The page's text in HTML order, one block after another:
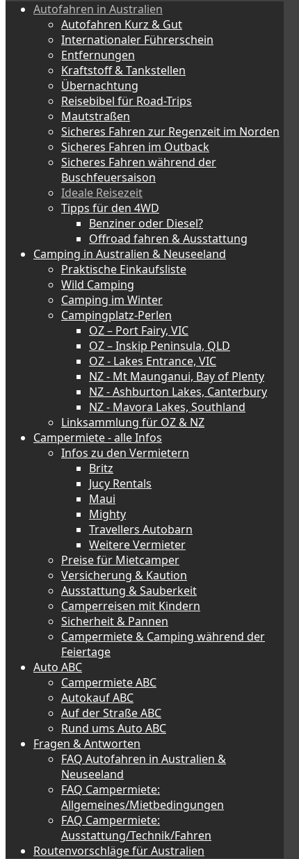
Autofahren in Australien
Autofahren Kurz & Gut
Internationaler Führerschein
Entfernungen
Kraftstoff & Tankstellen
Übernachtung
Reisebibel für Road-Trips
Mautstraßen
Sicheres Fahren zur Regenzeit im Norden
Sicheres Fahren im Outback
Sicheres Fahren während der
Buschfeuersaison
Ideale Reisezeit
Tipps für den 4WD
Benziner oder Diesel?
Offroad fahren & Ausstattung
Camping in Australien & Neuseeland
Praktische Einkaufsliste
Wild Camping
Camping im Winter
Campingplatz-Perlen
OZ – Port Fairy, VIC
OZ – Inskip Peninsula, QLD
OZ - Lakes Entrance, VIC
NZ - Mt Maunganui, Bay of Plenty
NZ - Ashburton Lakes, Canterbury
NZ - Mavora Lakes, Southland
Linksammlung für OZ & NZ
Campermiete - alle Infos
Infos zu den Vermietern
Britz
Jucy Rentals
Maui
Mighty
Travellers Autobarn
Weitere Vermieter
Preise für Mietcamper
Versicherung & Kaution
Ausstattung & Sauberkeit
Camperreisen mit Kindern
Sicherheit & Pannen
Campermiete & Camping während der
Feiertage
Auto ABC
Campermiete ABC
Autokauf ABC
Auf der Straße ABC
Rund ums Auto ABC
Fragen & Antworten
FAQ Autofahren in Australien &
Neuseeland
FAQ Campermiete:
Allgemeines/Mietbedingungen
FAQ Campermiete:
Ausstattung/Technik/Fahren
Routenvorschläge für Australien